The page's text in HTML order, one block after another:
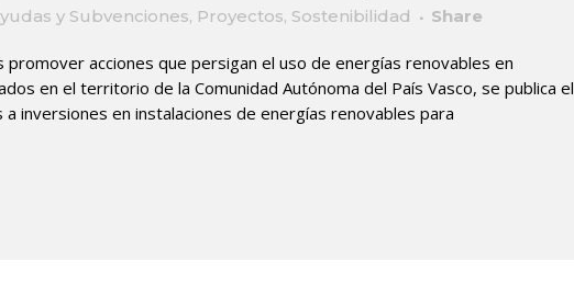
y Subvenciones, Proyectos, Sostenibilidad Share
promover acciones que persigan el uso de energías renovables en
en el territorio de la Comunidad Autónoma del País Vasco, se publica el
inversiones en instalaciones de energías renovables para